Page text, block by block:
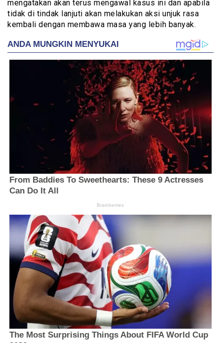
mengatakan akan terus mengawal kasus ini dan apabila
tidak di tindak lanjuti akan melakukan aksi unjuk rasa
kembali dengan membawa masa yang lebih banyak.